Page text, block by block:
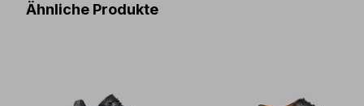
Ähnliche Produkte